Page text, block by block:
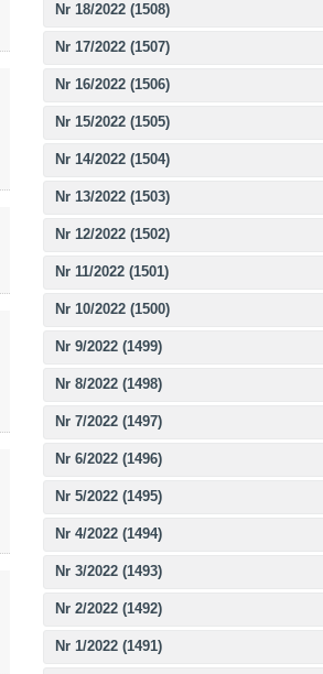
Nr 18/2022 (1508)
Nr 17/2022 (1507)
Nr 16/2022 (1506)
Nr 15/2022 (1505)
Nr 14/2022 (1504)
Nr 13/2022 (1503)
Nr 12/2022 (1502)
Nr 11/2022 (1501)
Nr 10/2022 (1500)
Nr 9/2022 (1499)
Nr 8/2022 (1498)
Nr 7/2022 (1497)
Nr 6/2022 (1496)
Nr 5/2022 (1495)
Nr 4/2022 (1494)
Nr 3/2022 (1493)
Nr 2/2022 (1492)
Nr 1/2022 (1491)